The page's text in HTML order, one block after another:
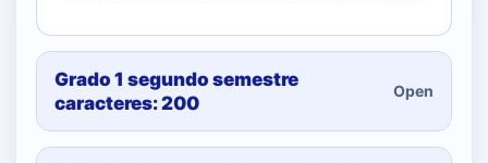
Grado 1 segundo semestre
caracteres: 200
Open